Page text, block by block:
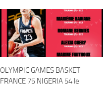
OLYMPIC GAMES BASKET
FRANCE 75 NIGERIA 54 le